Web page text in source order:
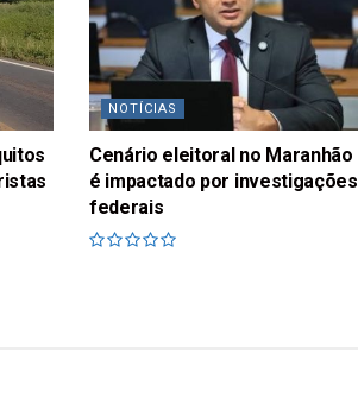
NOTÍCIAS
Cenário eleitoral no Maranhão
é impactado por investigações
federais